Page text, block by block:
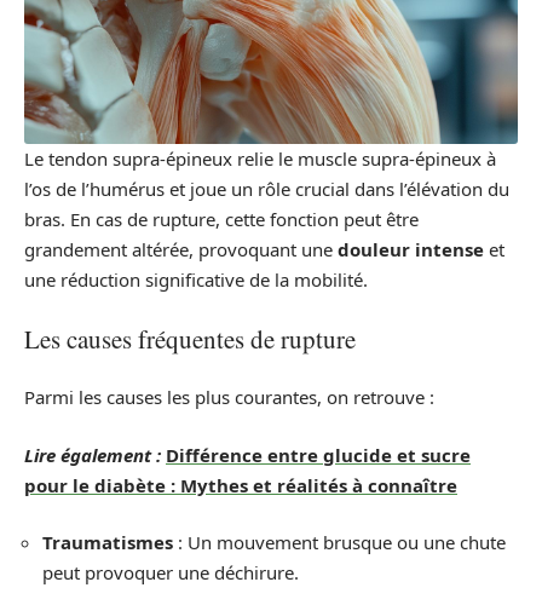
Le tendon supra-épineux relie le muscle supra-épineux à
l’os de l’humérus et joue un rôle crucial dans l’élévation du
bras. En cas de rupture, cette fonction peut être
grandement altérée, provoquant une douleur intense et
une réduction significative de la mobilité.
Les causes fréquentes de rupture
Parmi les causes les plus courantes, on retrouve :
Lire également : Différence entre glucide et sucre
pour le diabète : Mythes et réalités à connaître
Traumatismes : Un mouvement brusque ou une chute
peut provoquer une déchirure.